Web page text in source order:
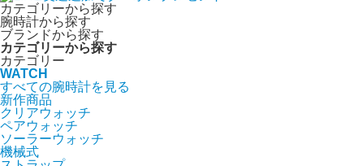
カテゴリーから探す
腕時計から探す
ブランドから探す
カテゴリーから探す
カテゴリー
WATCH
すべての腕時計を見る
新作商品
クリアウォッチ
ペアウォッチ
ソーラーウォッチ
機械式